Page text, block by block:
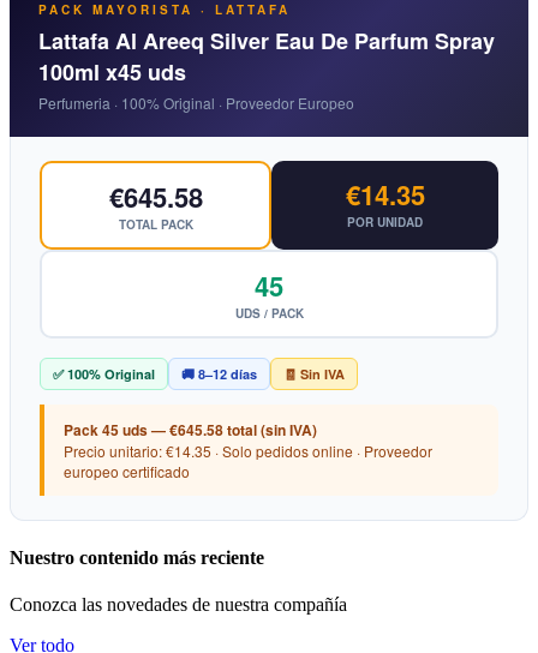
PACK MAYORISTA · LATTAFA
Lattafa Al Areeq Silver Eau De Parfum Spray
100ml x45 uds
Perfumeria · 100% Original · Proveedor Europeo
€645.58
TOTAL PACK
€14.35
POR UNIDAD
45
UDS / PACK
✅ 100% Original 🚚 8–12 días 🧾 Sin IVA
Pack 45 uds — €645.58 total (sin IVA)
Precio unitario: €14.35 · Solo pedidos online · Proveedor
europeo certificado
Nuestro contenido más reciente
Conozca las novedades de nuestra compañía
Ver todo